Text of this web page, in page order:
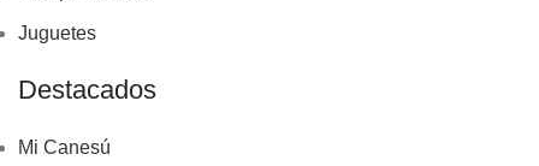
Juguetes
Destacados
Mi Canesú